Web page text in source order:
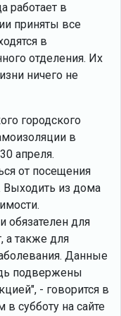
работает в
приняты все
в
отделения. Их
ничего не
городского
в
апреля.
от посещения
Выходить из дома
обязателен для
а также для
Данные
подвержены
- говорится в
субботу на сайте